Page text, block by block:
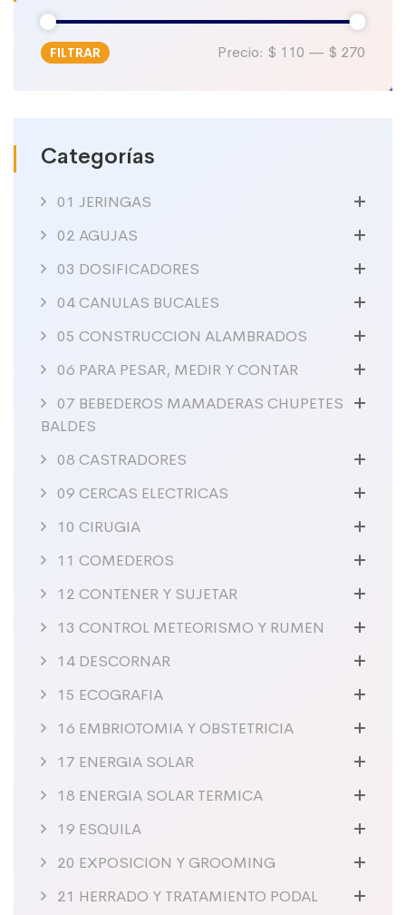
Precio
Precio
FILTRAR Precio: $ 110 — $ 270
Categorías
01 JERINGAS
02 AGUJAS
03 DOSIFICADORES
04 CANULAS BUCALES
05 CONSTRUCCION ALAMBRADOS
06 PARA PESAR, MEDIR Y CONTAR
07 BEBEDEROS MAMADERAS CHUPETES
BALDES
08 CASTRADORES
09 CERCAS ELECTRICAS
10 CIRUGIA
11 COMEDEROS
12 CONTENER Y SUJETAR
13 CONTROL METEORISMO Y RUMEN
14 DESCORNAR
15 ECOGRAFIA
16 EMBRIOTOMIA Y OBSTETRICIA
17 ENERGIA SOLAR
18 ENERGIA SOLAR TERMICA
19 ESQUILA
20 EXPOSICION Y GROOMING
21 HERRADO Y TRATAMIENTO PODAL